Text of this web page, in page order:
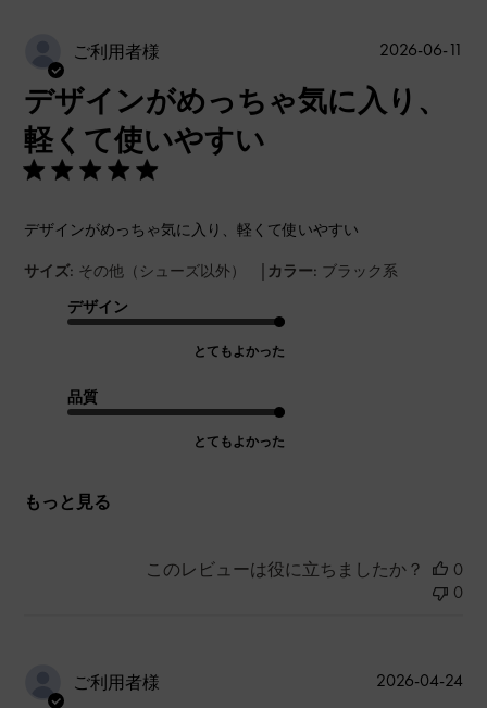
ご利用者様
デザインがめっちゃ気に入り、
軽くて使いやすい
デザインがめっちゃ気に入り、軽くて使いやすい
サイズ: その他（シューズ以外） | カラー: ブラック系
デザイン
とてもよかった
品質
とてもよかった
もっと見る
2026-06-11
このレビューは役に立ちましたか？
0
0
ご利用者様
公
2026-04-24